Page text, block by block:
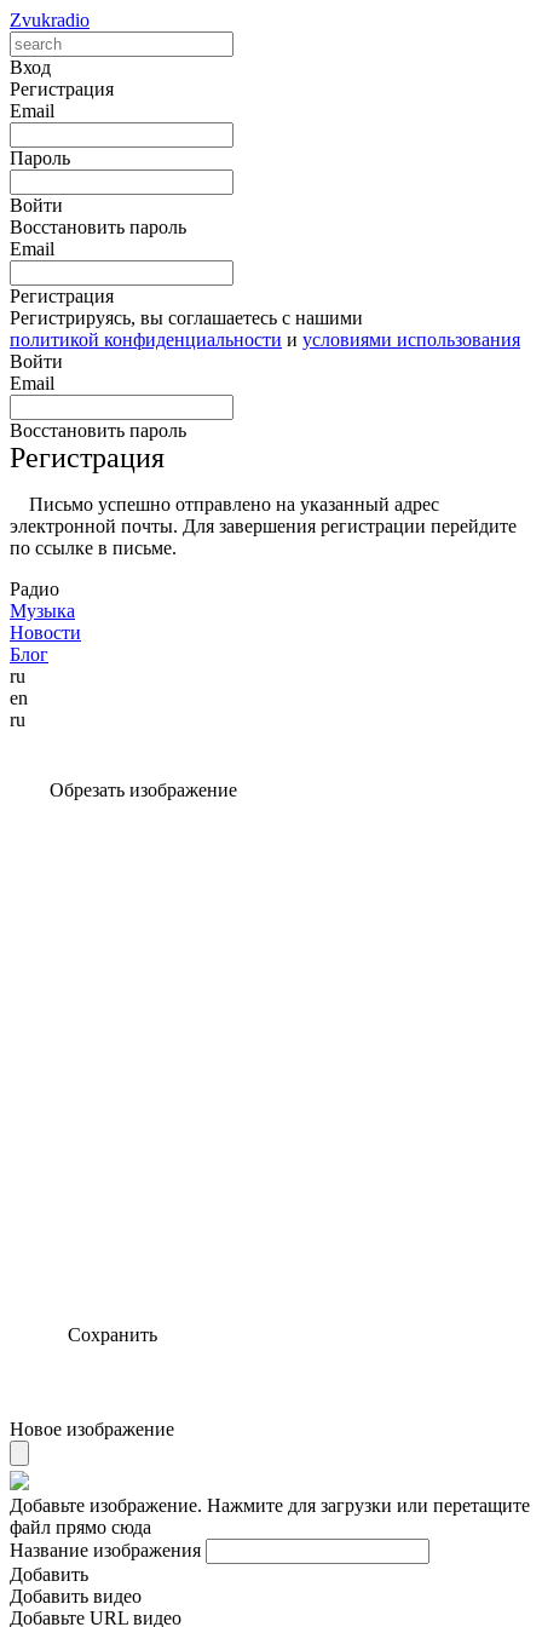
Zvukradio
Вход
Регистрация
Email
Пароль
Войти
Восстановить пароль
Email
Регистрация
Регистрируясь, вы соглашаетесь с нашими
политикой конфиденциальности и условиями использования
Войти
Email
Восстановить пароль
Регистрация
Письмо успешно отправлено на указанный адрес
электронной почты. Для завершения регистрации перейдите
по ссылке в письме.
Радио
Музыка
Новости
Блог
ru
en
ru
Обрезать изображение
Сохранить
Новое изображение
Добавьте изображение. Нажмите для загрузки или перетащите
файл прямо сюда
Название изображения
Добавить
Добавить видео
Добавьте URL видео